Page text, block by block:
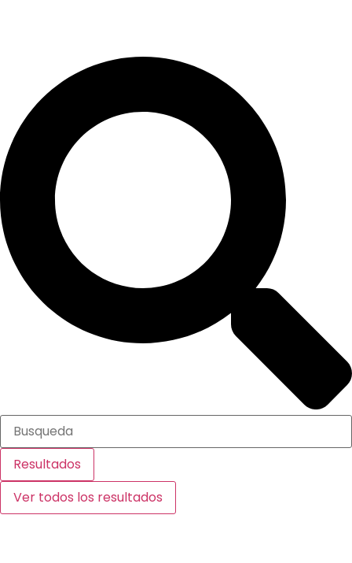
Resultados
Ver todos los resultados